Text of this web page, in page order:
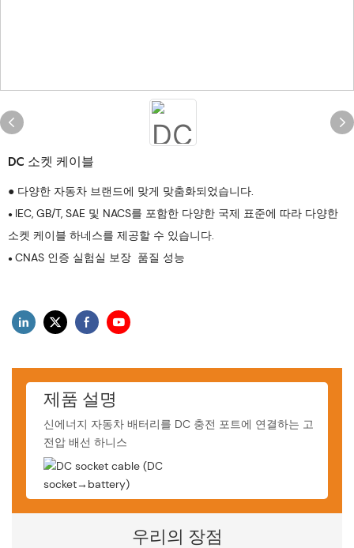
DC 소켓 케이블
● 다양한 자동차 브랜드에 맞게 맞춤화되었습니다.
● IEC, GB/T, SAE 및 NACS를 포함한 다양한 국제 표준에 따라 다양한
소켓 케이블 하네스를 제공할 수 있습니다.
● CNAS 인증 실험실 보장 품질 성능
제품 설명
신에너지 자동차 배터리를 DC 충전 포트에 연결하는 고
전압 배선 하니스
우리의 장점